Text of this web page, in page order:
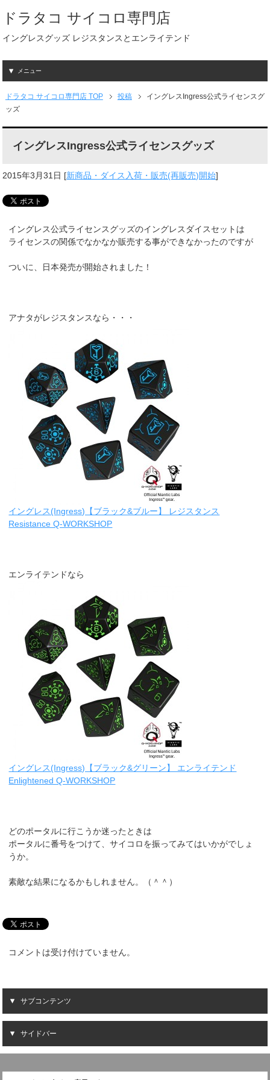
ドラタコ サイコロ専門店
イングレスグッズ レジスタンスとエンライテンド
メニュー
ドラタコ サイコロ専門店 TOP 投稿
イングレスIngress公式ライセンスグ
ッズ
イングレスIngress公式ライセンスグッズ
2015年3月31日 [新商品・ダイス入荷・販売(再販売)開始]
イングレス公式ライセンスグッズのイングレスダイスセットは
ライセンスの関係でなかなか販売する事ができなかったのですが
ついに、日本発売が開始されました！
アナタがレジスタンスなら・・・
イングレス(Ingress)【ブラック&ブルー】 レジスタンス
Resistance Q-WORKSHOP
エンライテンドなら
イングレス(Ingress)【ブラック&グリーン】 エンライテンド
Enlightened Q-WORKSHOP
どのポータルに行こうか迷ったときは
ポータルに番号をつけて、サイコロを振ってみてはいかがでしょ
うか。
素敵な結果になるかもしれません。（＾＾）
コメントは受け付けていません。
サブコンテンツ
サイドバー